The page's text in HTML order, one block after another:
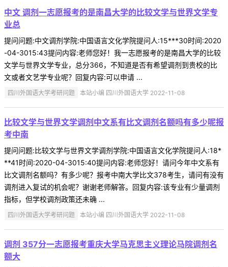
中文 调剂一志愿报考的是南昌大学的比较文学与世界文学专
业总
提问问题:中文调剂学院:中国语言文化学院提问人:15***30时间:2020
-04-3015:43提问内容:老师您好！我一志愿报考的是南昌大学的比较
文学与世界文学专业，总分366，不知道是否有希望调剂到贵校的比
文或者文艺学专业呢？回复内容:可以申请 ...
四川外国语大学考研问题 本站小编 四川外国语大学 2022-11-08
比较文学与世界文学调剂中文系有比文调剂名额吗有多少呢报
考中南
提问问题:比较文学与世界文学调剂学院:中国语言文化学院提问人:18*
**41时间:2020-04-3015:40提问内容:老师您好！请问今年中文系有
比文调剂名额吗？有多少呢？报考中南大学比文378考生，请问有没有
调剂进入复试的机会呢？谢谢老师解答。回复内容:该专业有少量调剂
指标，但学校调剂政策还未确 ...
四川外国语大学考研问题 本站小编 四川外国语大学 2022-11-08
调剂 357分一志愿报考重庆大学马克思主义理论马院调剂名
额大